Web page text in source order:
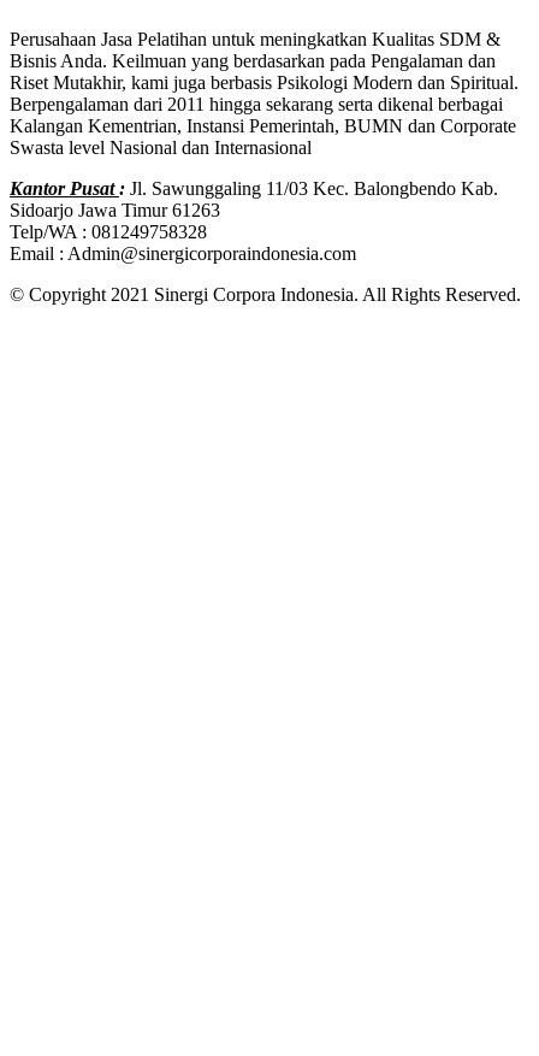
Perusahaan Jasa Pelatihan untuk meningkatkan Kualitas SDM &
Bisnis Anda. Keilmuan yang berdasarkan pada Pengalaman dan
Riset Mutakhir, kami juga berbasis Psikologi Modern dan Spiritual.
Berpengalaman dari 2011 hingga sekarang serta dikenal berbagai
Kalangan Kementrian, Instansi Pemerintah, BUMN dan Corporate
Swasta level Nasional dan Internasional
Kantor Pusat: Jl. Sawunggaling 11/03 Kec. Balongbendo Kab.
Sidoarjo Jawa Timur 61263
Telp/WA : 081249758328
Email : Admin@sinergicorporaindonesia.com
© Copyright 2021 Sinergi Corpora Indonesia. All Rights Reserved.